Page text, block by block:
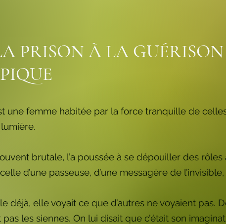
PRISON À LA
une femme habitée par la force tranquille de
brutale, l’a poussée à se dépouiller des
d’une passeuse, d’une messagère de
déjà, elle voyait ce que d’autres ne voyaient pas.
pas les siennes. On lui disait que c’était son